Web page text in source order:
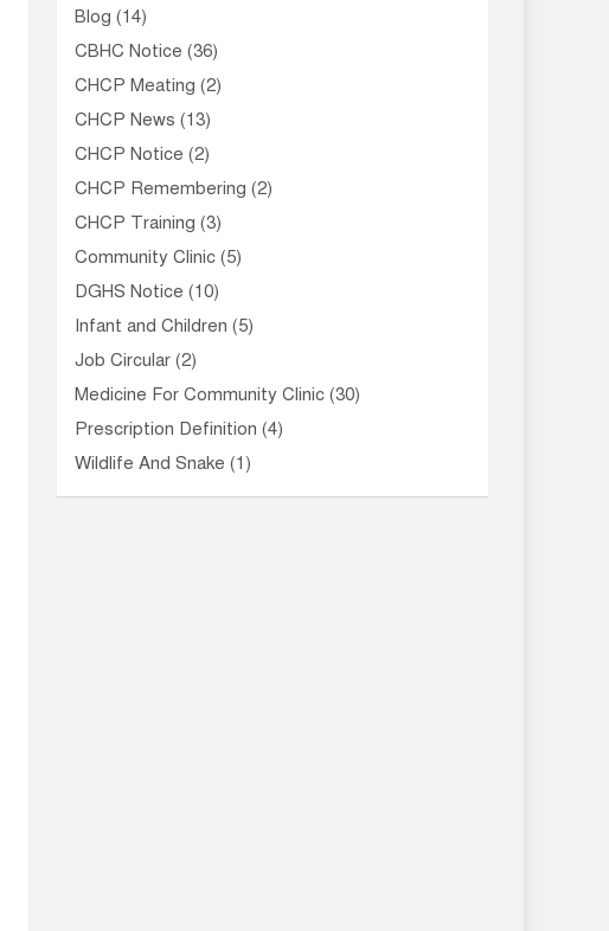
Blog (14)
CBHC Notice (36)
CHCP Meating (2)
CHCP News (13)
CHCP Notice (2)
CHCP Remembering (2)
CHCP Training (3)
Community Clinic (5)
DGHS Notice (10)
Infant and Children (5)
Job Circular (2)
Medicine For Community Clinic (30)
Prescription Definition (4)
Wildlife And Snake (1)